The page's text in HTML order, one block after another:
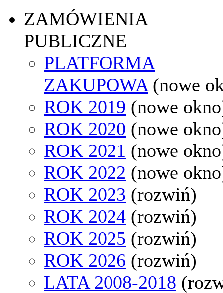
ZAMÓWIENIA
PUBLICZNE
PLATFORMA
ZAKUPOWA (nowe
ROK 2019 (nowe
ROK 2020 (nowe
ROK 2021 (nowe
ROK 2022 (nowe
ROK 2023 (rozwiń)
ROK 2024 (rozwiń)
ROK 2025 (rozwiń)
ROK 2026 (rozwiń)
LATA 2008-2018